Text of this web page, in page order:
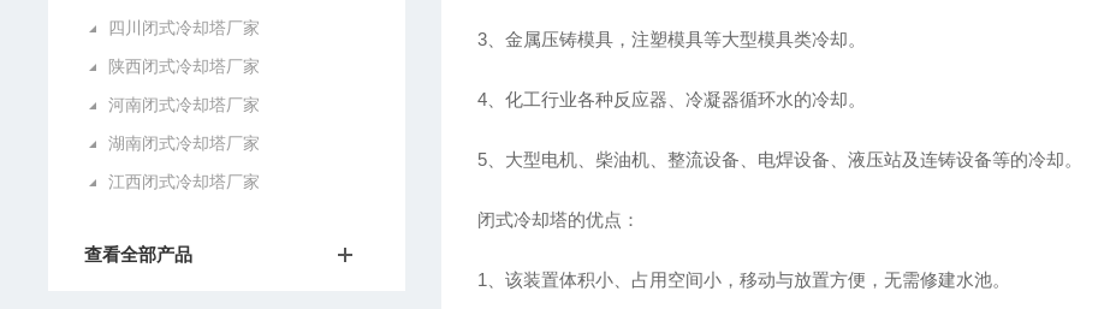
四川闭式冷却塔厂家
陕西闭式冷却塔厂家
河南闭式冷却塔厂家
湖南闭式冷却塔厂家
江西闭式冷却塔厂家
查看全部产品
3、金属压铸模具，注塑模具等大型模具类冷却。
4、化工行业各种反应器、冷凝器循环水的冷却。
5、大型电机、柴油机、整流设备、电焊设备、液压站及连铸设备等的冷却。
闭式冷却塔的优点：
1、该装置体积小、占用空间小，移动与放置方便，无需修建水池。